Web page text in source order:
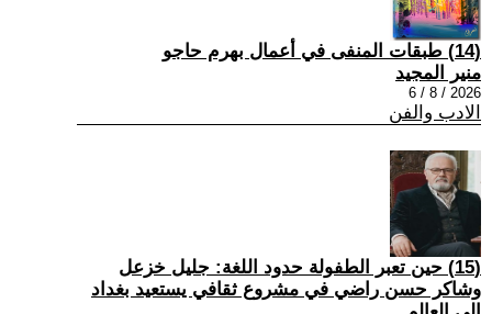
(14) طبقات المنفى في أعمال بهرم حاجو
منير المجيد
2026 / 8 / 6
الادب والفن
(15) حين تعبر الطفولة حدود اللغة: جليل خزعل
وشاكر حسن راضي في مشروع ثقافي يستعيد بغداد